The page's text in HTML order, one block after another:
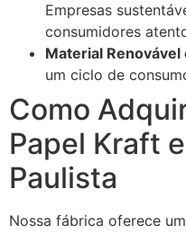
Empresas
consumidores
Material Renovável
um ciclo de
Como
Papel Kraft
Paulista
Nossa fábrica oferece